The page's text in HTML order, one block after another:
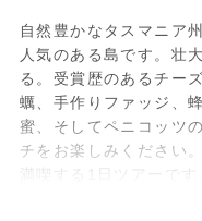
自然豊かなタスマニア
人気のある島です。壮
る。受賞歴のあるチー
蠣、手作りファッジ、
蜜、そしてペニコッツ
チをお楽しみください
満喫する1日ツアーです